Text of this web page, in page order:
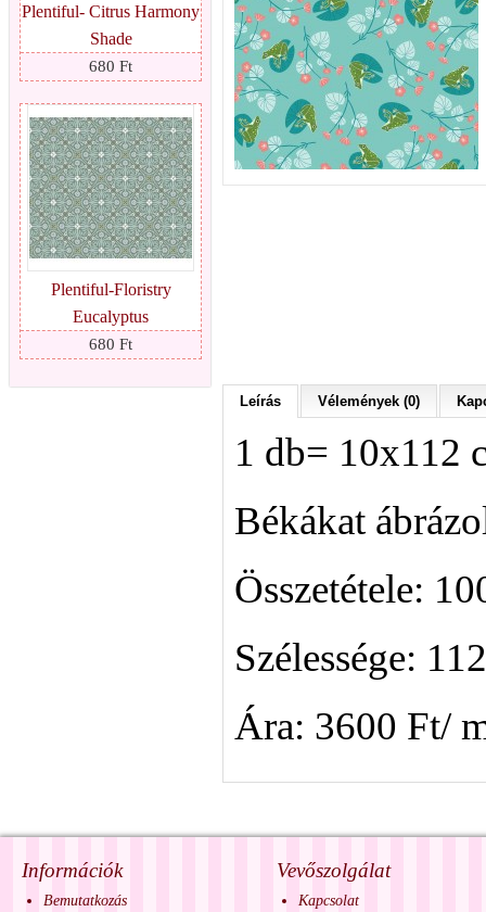
Plentiful- Citrus Harmony
Shade
680 Ft
Plentiful-Floristry
Eucalyptus
680 Ft
Leírás Vélemények (0)
1 db= 10x112
Békákat
Összetétele:
Szélessége:
Ára: 3600 Ft/
Információk
Bemutatkozás
Vevőszolgálat
Kapcsolat